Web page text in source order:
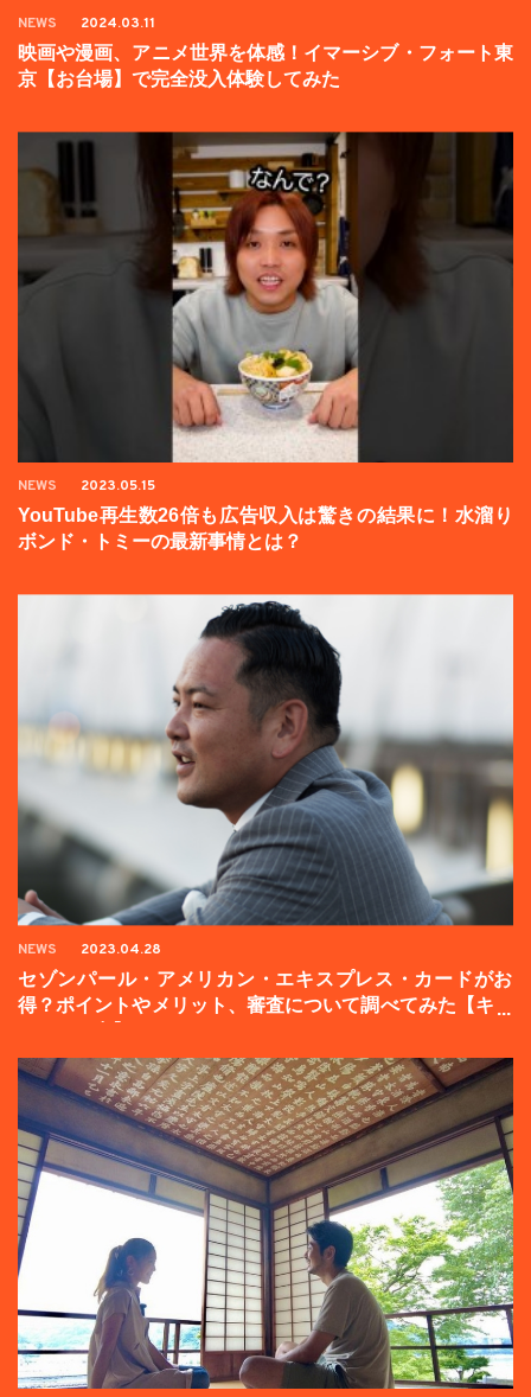
NEWS 2024.03.11
映画や漫画、アニメ世界を体感！イマーシブ・フォート東
京【お台場】で完全没入体験してみた
NEWS 2023.05.15
YouTube再生数26倍も広告収入は驚きの結果に！水溜り
ボンド・トミーの最新事情とは？
NEWS 2023.04.28
セゾンパール・アメリカン・エキスプレス・カードがお
得？ポイントやメリット、審査について調べてみた【キャ